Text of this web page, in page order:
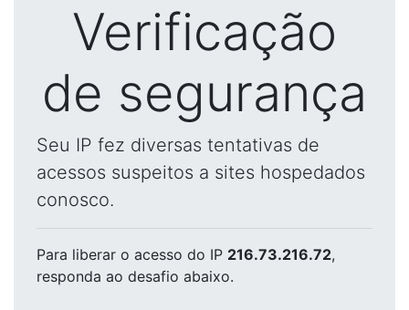
Verificação
de segurança
Seu IP fez diversas tentativas de
acessos suspeitos a sites hospedados
conosco.
Para liberar o acesso do IP 216.73.216.72,
responda ao desafio abaixo.